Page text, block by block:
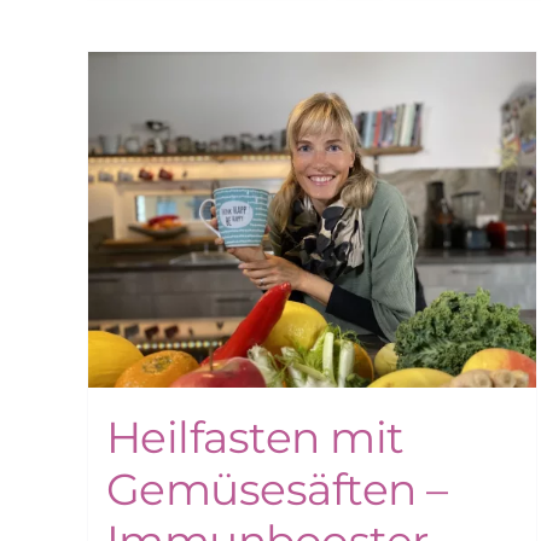
Heilfasten mit
Gemüsesäften –